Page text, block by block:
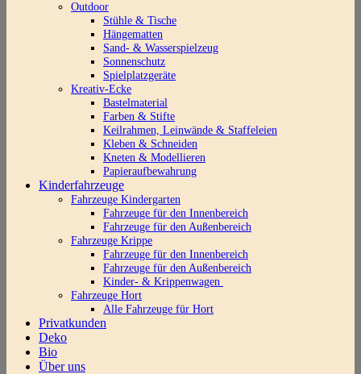
Outdoor
Stühle & Tische
Hängematten
Sand- & Wasserspielzeug
Sonnenschutz
Spielplatzgeräte
Kreativ-Ecke
Bastelmaterial
Farben & Stifte
Keilrahmen, Leinwände & Staffeleien
Kleben & Schneiden
Kneten & Modellieren
Papieraufbewahrung
Kinderfahrzeuge
Fahrzeuge Kindergarten
Fahrzeuge für den Innenbereich
Fahrzeuge für den Außenbereich
Fahrzeuge Krippe
Fahrzeuge für den Innenbereich
Fahrzeuge für den Außenbereich
Kinder- & Krippenwagen
Fahrzeuge Hort
Alle Fahrzeuge für Hort
Privatkunden
Deko
Bio
Über uns